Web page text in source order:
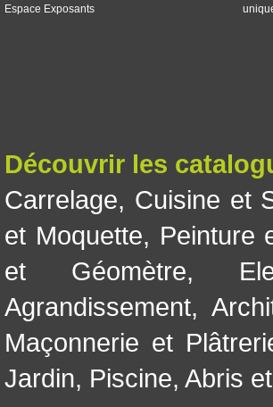
Espace Exposants
Découvrir les
Carrelage, Cuisine et
et Moquette, Peinture
et Géomètre,
Agrandissement,
Maçonnerie et
Jardin, Piscine, Abris